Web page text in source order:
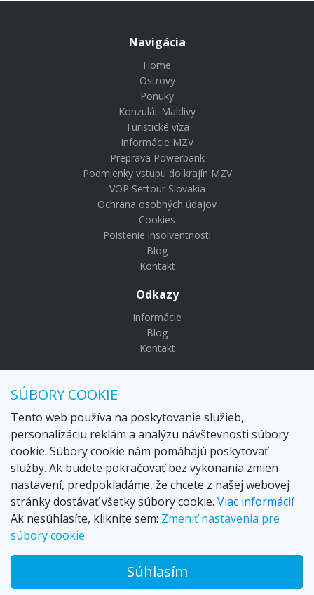
Navigácia
Home
Ostrovy
Ponuky
Konzulát Maldivy
Turistické víza
Informácie MZV
Preprava Powerbank
Podmienky vstupu do krajín MZV
VOP Settour Slovakia
Ochrana osobných údajov
Cookies
Poistenie insolventnosti
Blog
Kontakt
Odkazy
Informácie
Blog
Kontakt
Maldivy.sk je značkou
Sídlo:Lazaretská 29, Bratislava 81109
Email:settour@settour.sk
Telefón: 02 529 279 17, 529 328 68-9
IČO: 36179825
IČ-DPH:SK2020057314
OR SRBratislava I. odd.: Sro, vložka: 29873/V
SÚBORY COOKIE
Tento web používa na poskytovanie služieb,
personalizáciu reklám a analýzu návštevnosti súbory
cookie. Súbory cookie nám pomáhajú poskytovať
služby. Ak budete pokračovať bez vykonania zmien
nastavení, predpokladáme, že chcete z našej webovej
stránky dostávať všetky súbory cookie. Viac informácií
Ak nesúhlasíte, kliknite sem: Zmeniť nastavenia pre
súbory cookie
Súhlasím